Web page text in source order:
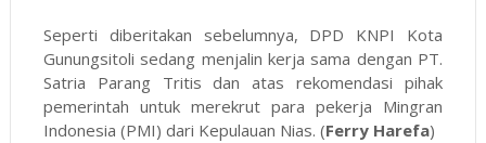
Seperti diberitakan sebelumnya, DPD KNPI Kota
Gunungsitoli sedang menjalin kerja sama dengan PT.
Satria Parang Tritis dan atas rekomendasi pihak
pemerintah untuk merekrut para pekerja Mingran
Indonesia (PMI) dari Kepulauan Nias. (Ferry Harefa)